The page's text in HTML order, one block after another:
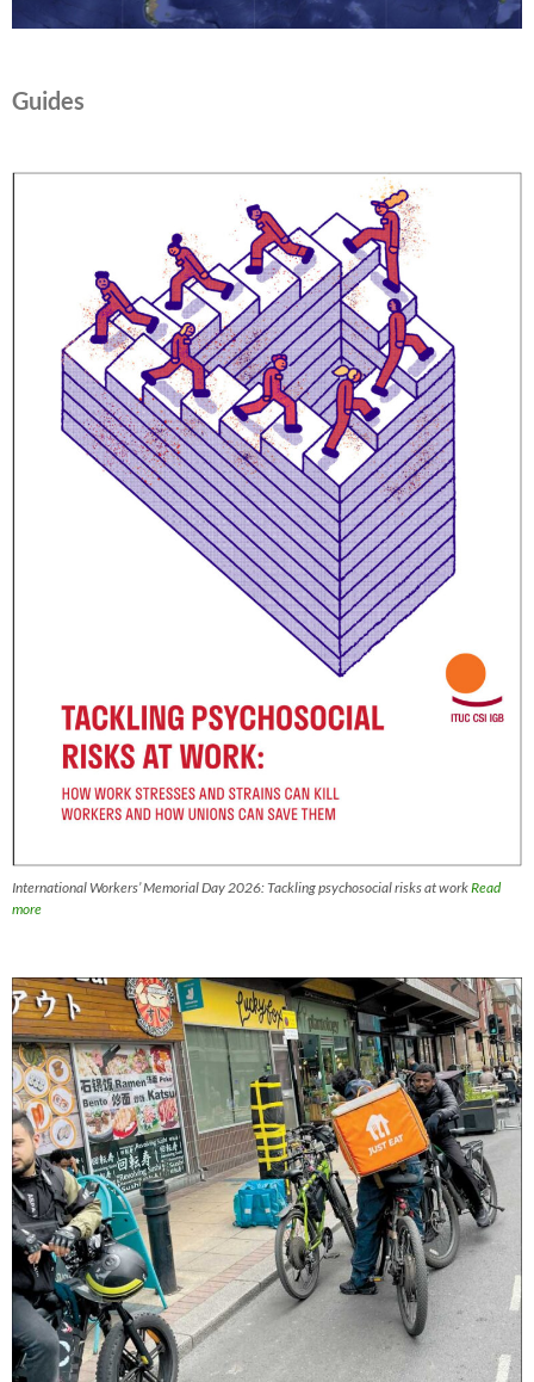
Guides
International Workers’ Memorial Day 2026: Tackling psychosocial risks at workRead
more